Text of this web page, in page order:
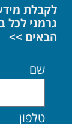
לקבלת
גרמני
הבאים >>
שם
טלפון